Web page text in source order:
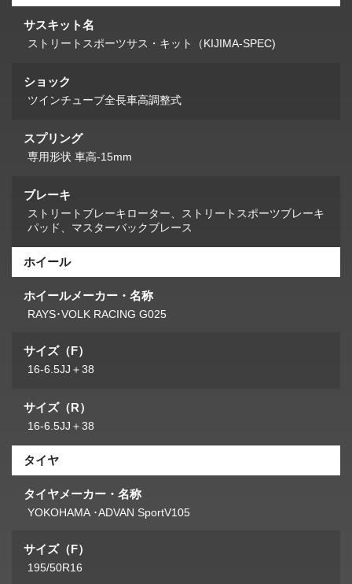
サスキット名
ストリートスポーツサス・キット（KIJIMA-SPEC)
ショック
ツインチューブ全長車高調整式
スプリング
専用形状 車高-15mm
ブレーキ
ストリートブレーキローター、ストリートスポーツブレーキ
パッド、マスターバックブレース
ホイール
ホイールメーカー・名称
RAYS･VOLK RACING G025
サイズ（F）
16-6.5JJ＋38
サイズ（R）
16-6.5JJ＋38
タイヤ
タイヤメーカー・名称
YOKOHAMA ･ADVAN SportV105
サイズ（F）
195/50R16